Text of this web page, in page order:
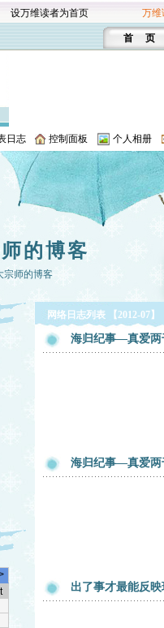
设万维读者为首页 万维
首 页
日志 控制面板 个人相册
的博客
宗师的博客
网络日志列表 【2012-07】
海归纪事—真爱两
海归纪事—真爱两
出了事才最能反